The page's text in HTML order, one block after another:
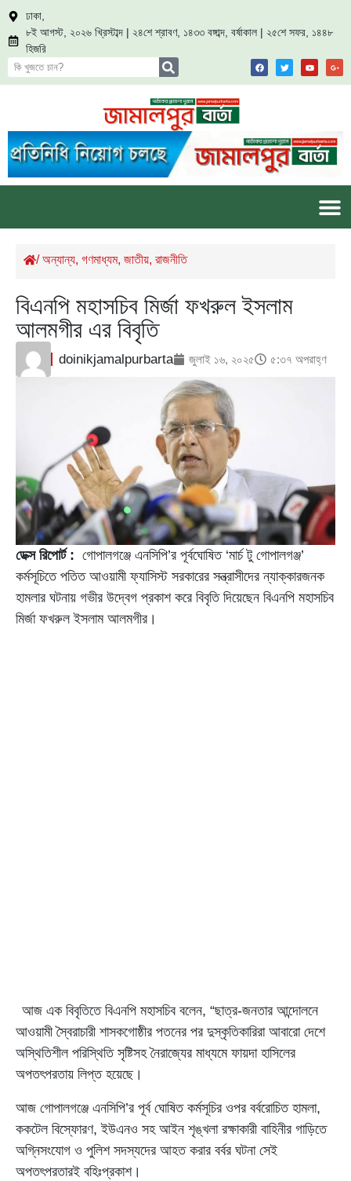
ঢাকা,
৮ই আগস্ট, ২০২৬ খ্রিস্টাব্দ | ২৪শে শ্রাবণ, ১৪৩৩ বঙ্গাব্দ, বর্ষাকাল | ২৫শে সফর, ১৪৪৮
হিজরি
/অন্যান্য, গণমাধ্যম, জাতীয়, রাজনীতি
বিএনপি মহাসচিব মির্জা ফখরুল ইসলাম
আলমগীর এর বিবৃতি
doinikjamalpurbarta জুলাই ১৬, ২০২৫ ৫:৩৭ অপরাহ্ণ
ডেক্স রিপোর্ট : গোপালগঞ্জে এনসিপি’র পূর্বঘোষিত ‘মার্চ টু গোপালগঞ্জ’
কর্মসূচিতে পতিত আওয়ামী ফ্যাসিস্ট সরকারের সন্ত্রাসীদের ন্যাক্কারজনক
হামলার ঘটনায় গভীর উদ্বেগ প্রকাশ করে বিবৃতি দিয়েছেন বিএনপি মহাসচিব
মির্জা ফখরুল ইসলাম আলমগীর।
আজ এক বিবৃতিতে বিএনপি মহাসচিব বলেন, “ছাত্র-জনতার আন্দোলনে
আওয়ামী স্বৈরাচারী শাসকগোষ্ঠীর পতনের পর দুস্কৃতিকারিরা আবারো দেশে
অস্থিতিশীল পরিস্থিতি সৃষ্টিসহ নৈরাজ্যের মাধ্যমে ফায়দা হাসিলের
অপতৎপরতায় লিপ্ত হয়েছে।
আজ গোপালগঞ্জে এনসিপি’র পূর্ব ঘোষিত কর্মসূচির ওপর বর্বরোচিত হামলা,
ককটেল বিস্ফোরণ, ইউএনও সহ আইন শৃঙ্খলা রক্ষাকারী বাহিনীর গাড়িতে
অগ্নিসংযোগ ও পুলিশ সদস্যদের আহত করার বর্বর ঘটনা সেই
অপতৎপরতারই বহিঃপ্রকাশ।